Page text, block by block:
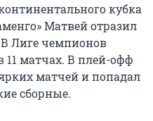
кубка
Матвей отразил
В Лиге чемпионов
11 матчах. В плей-офф
матчей и попадал
сборные.